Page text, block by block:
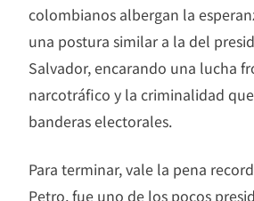
colombianos albergan la
una postura similar a la del
Salvador, encarando una lucha
narcotráfico y la criminalidad
banderas electorales.
Para terminar, vale la pena
Petro, fue uno de los pocos